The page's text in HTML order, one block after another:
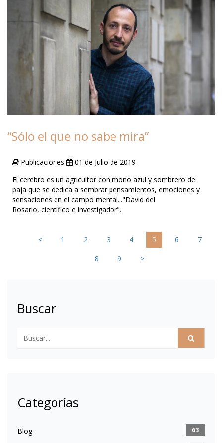
“Sólo el que no sabe mira”
Publicaciones
01 de Julio de 2019
El cerebro es un agricultor con mono azul y sombrero de
paja que se dedica a sembrar pensamientos, emociones y
sensaciones en el campo mental..."David del
Rosario, científico e investigador".
< 1 2 3 4 5 6
7
8
9 >
Buscar
Categorías
Blog 63